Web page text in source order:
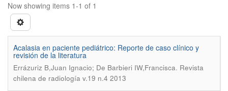
Now showing items 1-1 of 1
Acalasia en paciente pediátrico: Reporte de caso clínico y
revisión de la literatura
Errázuriz B,Juan Ignacio; De Barbieri IW,Francisca. Revista
chilena de radiología v.19 n.4 2013